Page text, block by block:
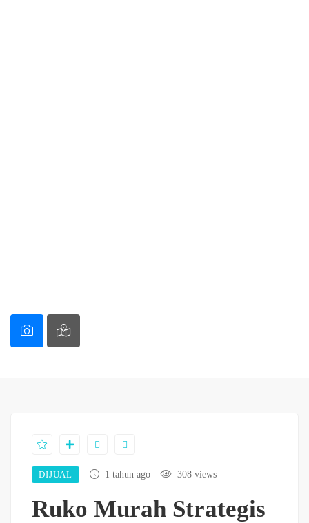
DIJUAL 1 tahun ago 308 views
Ruko Murah Strategis